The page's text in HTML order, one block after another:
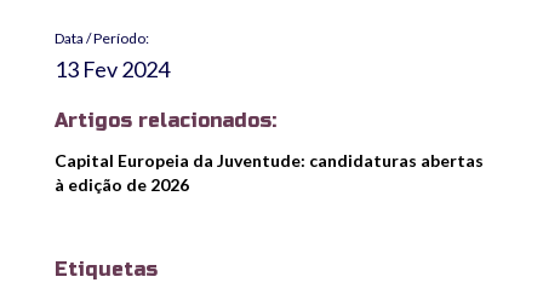
Data / Período:
13 Fev 2024
Artigos relacionados:
Capital Europeia da Juventude: candidaturas abertas
à edição de 2026
Etiquetas